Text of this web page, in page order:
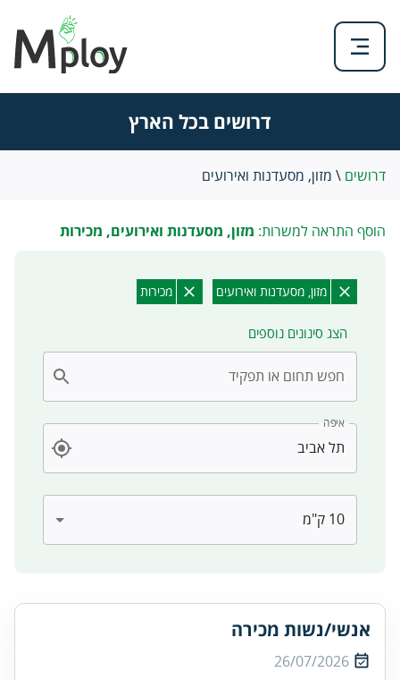
דרושים בכל הארץ
דרושים \ מזון, מסעדנות ואירועים
הוסף התראה למשרות: מזון, מסעדנות ואירועים, מכירות
מזון, מסעדנות ואירועים מכירות
הצג סינונים נוספים
חפש תחום או תפקיד
איפה
אנשי/נשות מכירה
26/07/2026